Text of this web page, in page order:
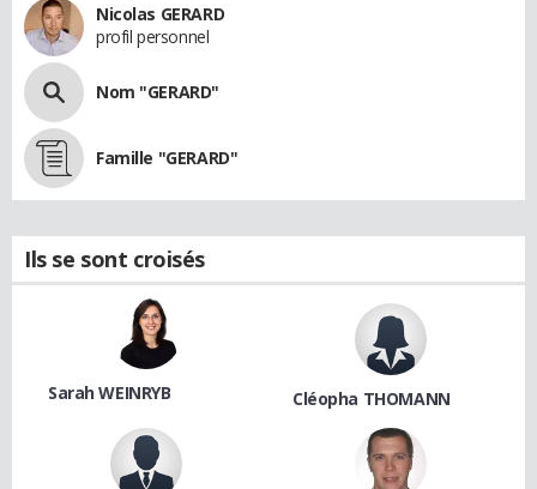
Nicolas GERARD
profil personnel
Nom "GERARD"
Famille "GERARD"
Ils se sont croisés
Sarah WEINRYB Cléopha THOMANN